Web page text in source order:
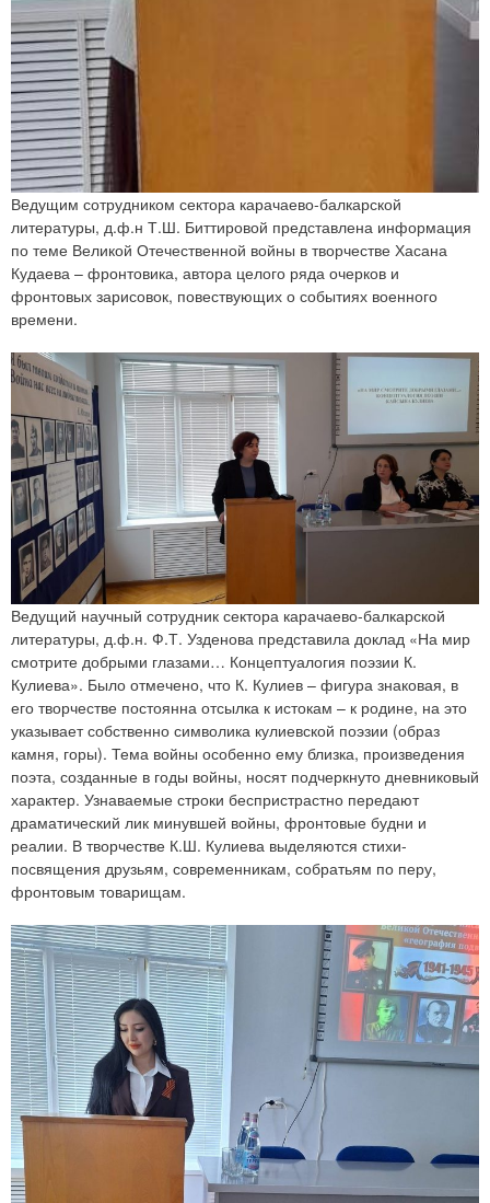
Ведущим сотрудником сектора карачаево-балкарской
литературы, д.ф.н Т.Ш. Биттировой представлена информация
по теме Великой Отечественной войны в творчестве Хасана
Кудаева – фронтовика, автора целого ряда очерков и
фронтовых зарисовок, повествующих о событиях военного
времени.
Ведущий научный сотрудник сектора карачаево-балкарской
литературы, д.ф.н. Ф.Т. Узденова представила доклад «На мир
смотрите добрыми глазами… Концептуалогия поэзии К.
Кулиева». Было отмечено, что К. Кулиев – фигура знаковая, в
его творчестве постоянна отсылка к истокам – к родине, на это
указывает собственно символика кулиевской поэзии (образ
камня, горы). Тема войны особенно ему близка, произведения
поэта, созданные в годы войны, носят подчеркнуто дневниковый
характер. Узнаваемые строки беспристрастно передают
драматический лик минувшей войны, фронтовые будни и
реалии. В творчестве К.Ш. Кулиева выделяются стихи-
посвящения друзьям, современникам, собратьям по перу,
фронтовым товарищам.